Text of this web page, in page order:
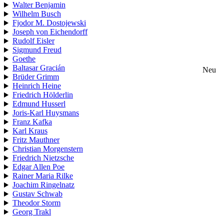
Walter Benjamin
Wilhelm Busch
Fjodor M. Dostojewski
Joseph von Eichendorff
Rudolf Eisler
Sigmund Freud
Goethe
Baltasar Gracián
Neu
Brüder Grimm
Heinrich Heine
Friedrich Hölderlin
Edmund Husserl
Joris-Karl Huysmans
Franz Kafka
Karl Kraus
Fritz Mauthner
Christian Morgenstern
Friedrich Nietzsche
Edgar Allen Poe
Rainer Maria Rilke
Joachim Ringelnatz
Gustav Schwab
Theodor Storm
Georg Trakl